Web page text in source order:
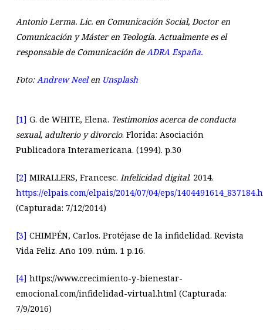
Antonio Lerma. Lic. en Comunicación Social, Doctor en
Comunicación y Máster en Teología. Actualmente es el
responsable de Comunicación deADRA España.
Foto:Andrew Neelen Unsplash
[1] G. de WHITE, Elena. Testimonios acerca de conducta
sexual, adulterio y divorcio. Florida: Asociación
Publicadora Interamericana. (1994). p.30
[2] MIRALLERS, Francesc. Infelicidad digital. 2014.
https://elpais.com/elpais/2014/07/04/eps/
(Capturada: 7/12/2014)
[3] CHIMPÉN, Carlos. Protéjase de la infidelidad. Revista
Vida Feliz. Año 109. núm. 1 p.16.
[4] https://www.crecimiento-y-bienestar-
emocional.com/infidelidad-virtual.html (Capturada:
7/9/2016)